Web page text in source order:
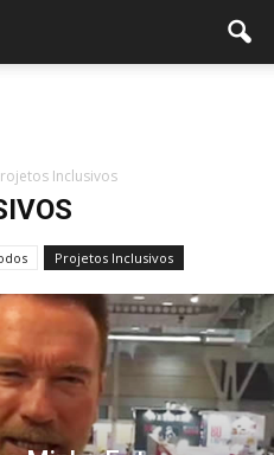
Inclusivos
Projetos Inclusivos